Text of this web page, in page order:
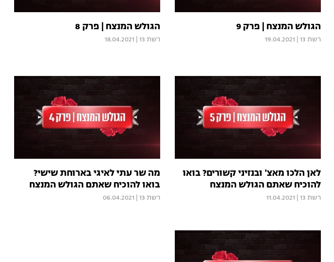
הגולש המנצח | פרק 9
רשת 13 19.04.2021
הגולש המנצח | פרק 8
רשת 13 18.04.2021
לאן הלכו מאצ' ובנזיני קשורים? בואו
להוכיח שאתם הגולש המנצח
רשת 13 11.04.2021
מה שר עתי לאיגי בארוחת שישי?
בואו להוכיח שאתם הגולש המנצח
רשת 13 06.04.2021